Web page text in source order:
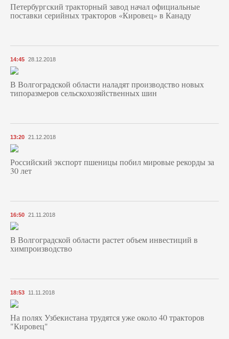
Петербургский тракторный завод начал официальные
поставки серийных тракторов «Кировец» в Канаду
14:45 28.12.2018
В Волгоградской области наладят производство новых
типоразмеров сельскохозяйственных шин
13:20 21.12.2018
Российский экспорт пшеницы побил мировые рекорды за
30 лет
16:50 21.11.2018
В Волгоградской области растет объем инвестиций в
химпроизводство
18:53 11.11.2018
На полях Узбекистана трудятся уже около 40 тракторов
"Кировец"